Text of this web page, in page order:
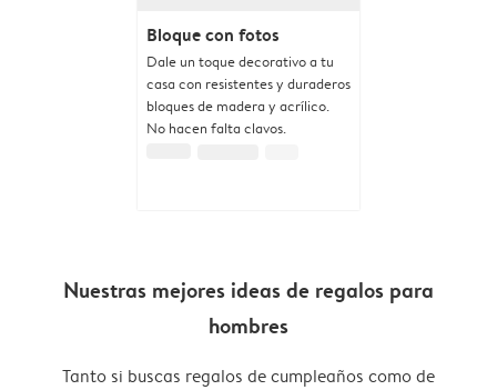
Bloque con fotos
Dale un toque decorativo a tu
casa con resistentes y duraderos
bloques de madera y acrílico.
No hacen falta clavos.
Nuestras mejores ideas de regalos para
hombres
Tanto si buscas regalos de cumpleaños como de